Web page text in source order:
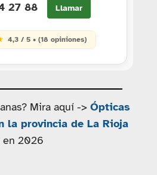
27 88 Llamar
4,3 / 5 • (18 opiniones)
Mira aquí -> Ópticas
la provincia de La Rioja
en 2026